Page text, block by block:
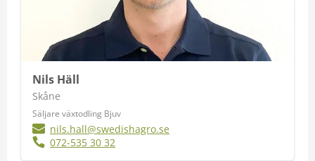
Nils Häll
Skåne
Säljare växtodling Bjuv
nils.hall@swedishagro.se
072-535 30 32